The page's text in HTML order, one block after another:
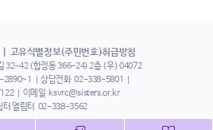
고유식별정보(주민번호)취급방침
32-42 (합정동 366-24) 2층 (우) 04072
상담전화 02-338-5801
이메일 ksvrc@sisters.or.kr
터 열림터 02-338-3562